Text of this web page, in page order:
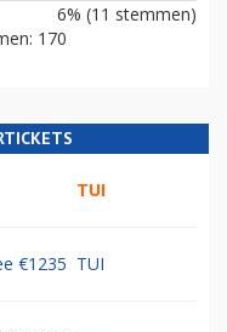
6% (11 stemmen)
170
TUI
€1235 TUI